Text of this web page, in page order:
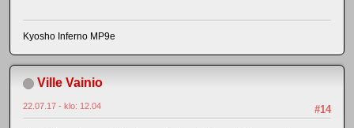
Kyosho Inferno MP9e
Ville Vainio
#14
22.07.17 - klo: 12.04